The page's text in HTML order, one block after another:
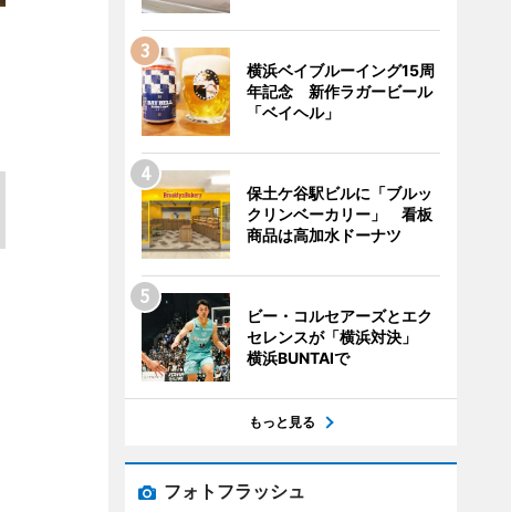
横浜ベイブルーイング15周
年記念 新作ラガービール
「ベイヘル」
保土ケ谷駅ビルに「ブルッ
クリンベーカリー」 看板
商品は高加水ドーナツ
ビー・コルセアーズとエク
セレンスが「横浜対決」
横浜BUNTAIで
もっと見る
フォトフラッシュ